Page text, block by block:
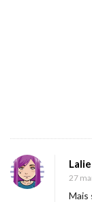
Lalie
27
Mais